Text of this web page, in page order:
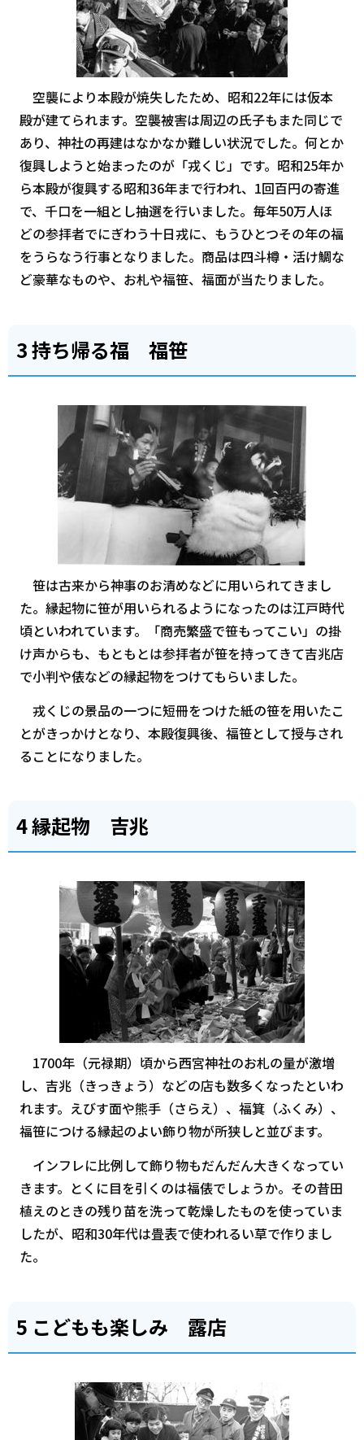
空襲により本殿が焼失したため、昭和22年には仮本
殿が建てられます。空襲被害は周辺の氏子もまた同じで
あり、神社の再建はなかなか難しい状況でした。何とか
復興しようと始まったのが「戎くじ」です。昭和25年か
ら本殿が復興する昭和36年まで行われ、1回百円の寄進
で、千口を一組とし抽選を行いました。毎年50万人ほ
どの参拝者でにぎわう十日戎に、もうひとつその年の福
をうらなう行事となりました。商品は四斗樽・活け鯛な
ど豪華なものや、お札や福笹、福面が当たりました。
3 持ち帰る福 福笹
笹は古来から神事のお清めなどに用いられてきまし
た。縁起物に笹が用いられるようになったのは江戸時代
頃といわれています。「商売繁盛で笹もってこい」の掛
け声からも、もともとは参拝者が笹を持ってきて吉兆店
で小判や俵などの縁起物をつけてもらいました。
戎くじの景品の一つに短冊をつけた紙の笹を用いたこ
とがきっかけとなり、本殿復興後、福笹として授与され
ることになりました。
4 縁起物 吉兆
1700年（元禄期）頃から西宮神社のお札の量が激増
し、吉兆（きっきょう）などの店も数多くなったといわ
れます。えびす面や熊手（さらえ）、福箕（ふくみ）、
福笹につける縁起のよい飾り物が所狭しと並びます。
インフレに比例して飾り物もだんだん大きくなってい
きます。とくに目を引くのは福俵でしょうか。その昔田
植えのときの残り苗を洗って乾燥したものを使っていま
したが、昭和30年代は畳表で使われるい草で作りまし
た。
5 こどもも楽しみ 露店